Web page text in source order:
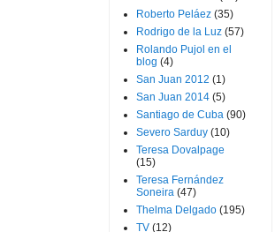
Roberto Peláez (35)
Rodrigo de la Luz (57)
Rolando Pujol en el
blog (4)
San Juan 2012 (1)
San Juan 2014 (5)
Santiago de Cuba (90)
Severo Sarduy (10)
Teresa Dovalpage
(15)
Teresa Fernández
Soneira (47)
Thelma Delgado (195)
TV (12)